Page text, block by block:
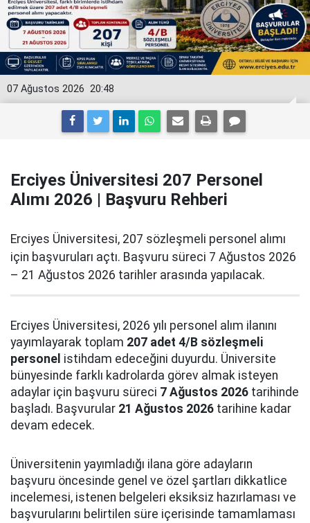
20:48
07 Ağustos 2026
Erciyes Üniversitesi 207 Personel
Alımı 2026 | Başvuru Rehberi
Erciyes Üniversitesi, 207 sözleşmeli personel alımı
için başvuruları açtı. Başvuru süreci 7 Ağustos 2026
– 21 Ağustos 2026 tarihler arasında yapılacak.
Erciyes Üniversitesi, 2026 yılı personel alım ilanını
yayımlayarak toplam 207 adet 4/B sözleşmeli
personel istihdam edeceğini duyurdu. Üniversite
bünyesinde farklı kadrolarda görev almak isteyen
adaylar için başvuru süreci 7 Ağustos 2026 tarihinde
başladı. Başvurular 21 Ağustos 2026 tarihine kadar
devam edecek.
Üniversitenin yayımladığı ilana göre adayların
başvuru öncesinde genel ve özel şartları dikkatlice
incelemesi, istenen belgeleri eksiksiz hazırlaması ve
başvurularını belirtilen süre içerisinde tamamlaması